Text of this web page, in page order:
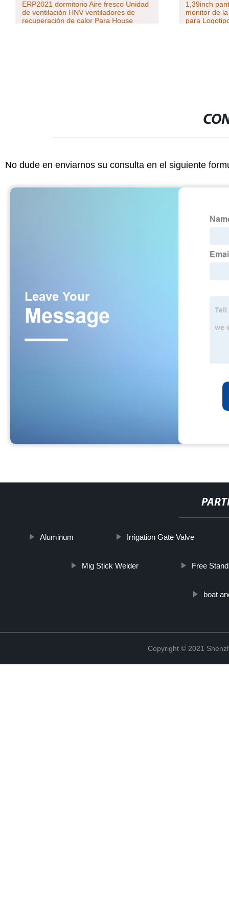
ERP2021 dormitorio Aire fresco Unidad
de ventilación HNV ventiladores de
recuperación de calor Para House
1,39inch
monitor de
para
No dude en enviarnos su consulta en el siguiente
Aluminum Irrigation Gate Valve
Mig Stick Welder Free
boat
Copyright © 2021